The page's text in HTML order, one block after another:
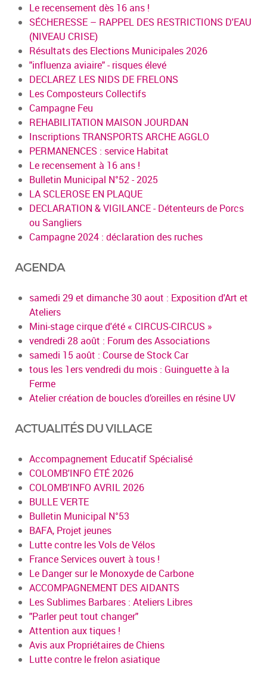
Le recensement dès 16 ans !
SÉCHERESSE – RAPPEL DES RESTRICTIONS D'EAU
(NIVEAU CRISE)
Résultats des Elections Municipales 2026
"influenza aviaire" - risques élevé
DECLAREZ LES NIDS DE FRELONS
Les Composteurs Collectifs
Campagne Feu
REHABILITATION MAISON JOURDAN
Inscriptions TRANSPORTS ARCHE AGGLO
PERMANENCES : service Habitat
Le recensement à 16 ans !
Bulletin Municipal N°52 - 2025
LA SCLEROSE EN PLAQUE
DECLARATION & VIGILANCE - Détenteurs de Porcs
ou Sangliers
Campagne 2024 : déclaration des ruches
AGENDA
samedi 29 et dimanche 30 aout : Exposition d'Art et
Ateliers
Mini-stage cirque d'été « CIRCUS-CIRCUS »
vendredi 28 août : Forum des Associations
samedi 15 août : Course de Stock Car
tous les 1ers vendredi du mois : Guinguette à la
Ferme
Atelier création de boucles d’oreilles en résine UV
ACTUALITÉS DU VILLAGE
Accompagnement Educatif Spécialisé
COLOMB'INFO ÉTÉ 2026
COLOMB'INFO AVRIL 2026
BULLE VERTE
Bulletin Municipal N°53
BAFA, Projet jeunes
Lutte contre les Vols de Vélos
France Services ouvert à tous !
Le Danger sur le Monoxyde de Carbone
ACCOMPAGNEMENT DES AIDANTS
Les Sublimes Barbares : Ateliers Libres
"Parler peut tout changer"
Attention aux tiques !
Avis aux Propriétaires de Chiens
Lutte contre le frelon asiatique